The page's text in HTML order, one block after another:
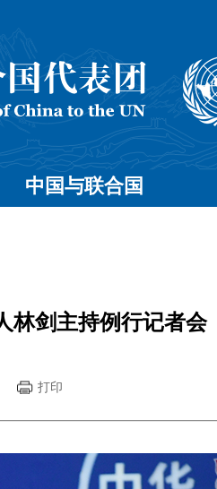
中国与联合国
林剑主持例行记者会
打印